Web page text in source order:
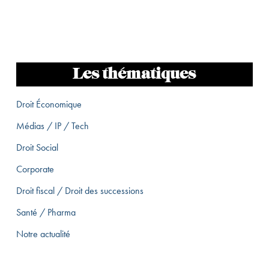
Les thématiques
Droit Économique
Médias / IP / Tech
Droit Social
Corporate
Droit fiscal / Droit des successions
Santé / Pharma
Notre actualité